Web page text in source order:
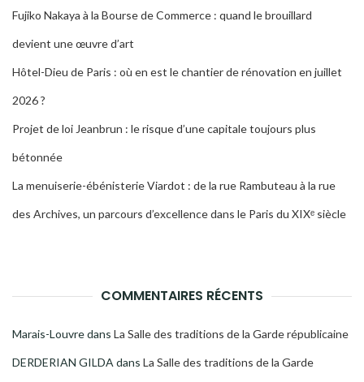
Fujiko Nakaya à la Bourse de Commerce : quand le brouillard
devient une œuvre d’art
Hôtel-Dieu de Paris : où en est le chantier de rénovation en juillet
2026 ?
Projet de loi Jeanbrun : le risque d’une capitale toujours plus
bétonnée
La menuiserie-ébénisterie Viardot : de la rue Rambuteau à la rue
des Archives, un parcours d’excellence dans le Paris du XIXᵉ siècle
COMMENTAIRES RÉCENTS
Marais-Louvredans La Salle des traditions de la Garde républicaine
DERDERIAN GILDA dans La Salle des traditions de la Garde